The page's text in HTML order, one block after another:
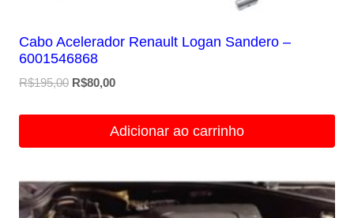
Cabo Acelerador Renault Logan Sandero –
6001546868
R$195,00 O
R$80,00O
é:
Adicionar ao carrinho